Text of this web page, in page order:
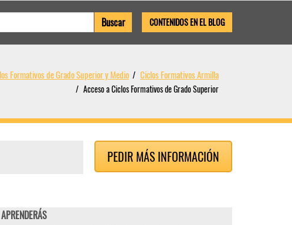
CONTENIDOS EN EL BLOG
Formativos de Grado Superior y Medio Ciclos Formativos Armilla
Acceso a Ciclos Formativos de Grado Superior
PEDIR MÁS INFORMACIÓN